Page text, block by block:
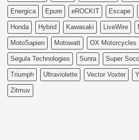
Energica Epure eROCKIT Escape
Honda Hybrid Kawasaki LiveWire
MotoSapien Motowatt OX Motorcycles
Segula Technologies Sunra Super Soco
Triumph Ultraviolette Vector Voxter
Zitmuv